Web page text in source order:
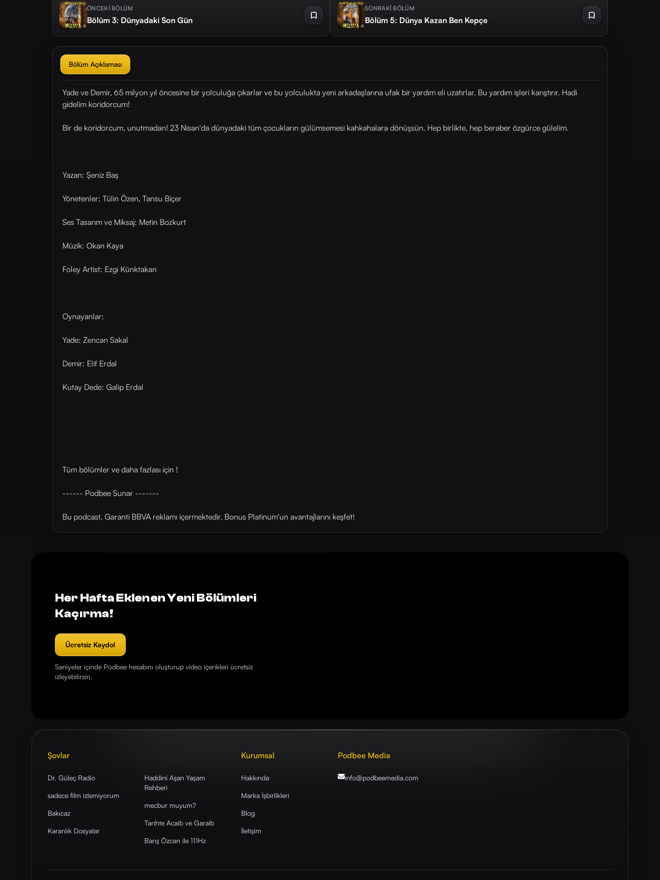
ÖNCEKİ BÖLÜM
Bölüm 3: Dünyadaki Son Gün
SONRAKİ BÖLÜM
Bölüm 5: Dünya Kazan Ben Kepçe
Bölüm Açıklaması
Yade ve Demir, 65 milyon yıl öncesine bir yolculuğa çıkarlar ve bu yolculukta yeni arkadaşlarına ufak bir yardım eli uzatırlar. Bu yardım işleri karıştırır. Hadi
gidelim koridorcum!
Bir de koridorcum, unutmadan! 23 Nisan'da dünyadaki tüm çocukların gülümsemesi kahkahalara dönüşsün. Hep birlikte, hep beraber özgürce gülelim.
Yazan: Şeniz Baş
Yönetenler: Tülin Özen, Tansu Biçer
Ses Tasarım ve Miksaj: Metin Bozkurt
Müzik: Okan Kaya
Foley Artist: Ezgi Künktakan
Oynayanlar:
Yade: Zencan Sakal
Demir: Elif Erdal
Kutay Dede: Galip Erdal
Tüm bölümler ve daha fazlası için !
------ Podbee Sunar -------
Bu podcast, Garanti BBVA reklamı içermektedir. Bonus Platinum'un avantajlarını ⁠⁠keşfet⁠⁠!
Her Hafta Eklenen Yeni Bölümleri
Kaçırma!
Ücretsiz Kaydol
Saniyeler içinde Podbee hesabını oluşturup video içerikleri ücretsiz
izleyebilirsin.
Şovlar
Dr. Güleç Radio
sadece film izlemiyorum
Bakıcaz
Karanlık Dosyalar
Haddini Aşan Yaşam
Rehberi
mecbur muyum?
Tarihte Acaib ve Garaib
Barış Özcan ile 111Hz
Kurumsal
Hakkında
Marka İşbirlikleri
Blog
İletişim
Podbee Media
info@podbeemedia.com